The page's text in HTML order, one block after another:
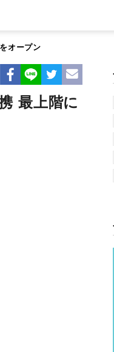
オープン
最上階に